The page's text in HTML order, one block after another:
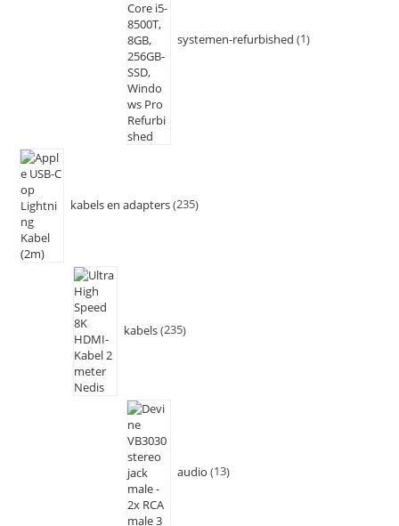
systemen-refurbished 1
kabels en adapters 235
kabels 235
audio 13